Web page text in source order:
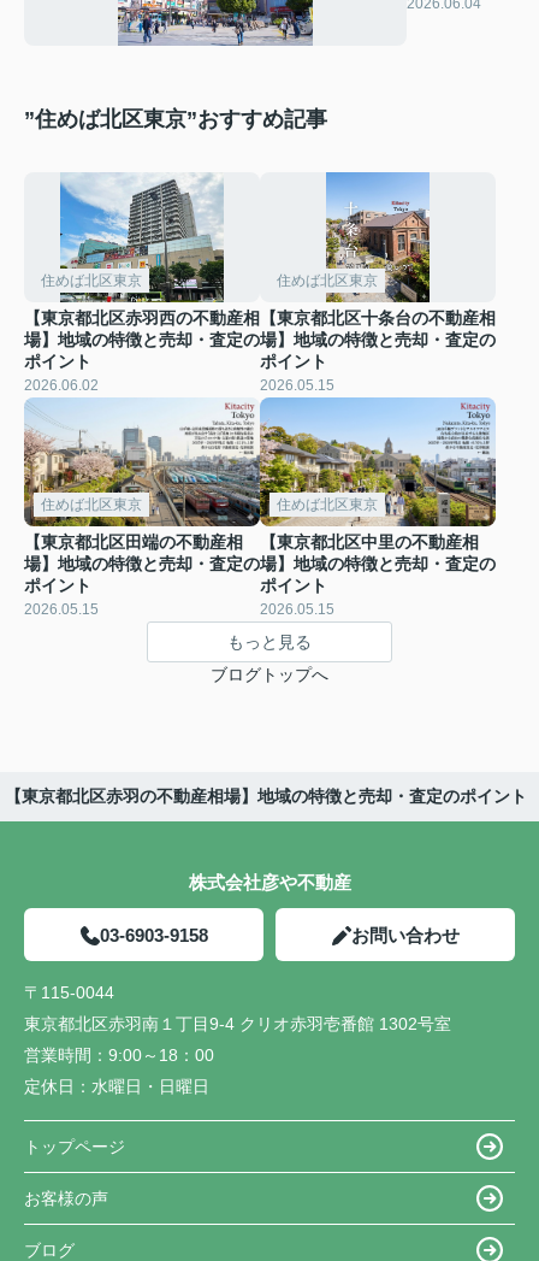
2026.06.04
”住めば北区東京”おすすめ記事
住めば北区東京
【東京都北区赤羽西の不動産相
場】地域の特徴と売却・査定の
ポイント
2026.06.02
住めば北区東京
【東京都北区十条台の不動産相
場】地域の特徴と売却・査定の
ポイント
2026.05.15
住めば北区東京
【東京都北区田端の不動産相
場】地域の特徴と売却・査定の
ポイント
2026.05.15
住めば北区東京
【東京都北区中里の不動産相
場】地域の特徴と売却・査定の
ポイント
2026.05.15
もっと見る
ブログトップへ
【東京都北区赤羽の不動産相場】地域の特徴と売却・査定のポイント
株式会社彦や不動産
03-6903-9158 お問い合わせ
〒115-0044
東京都北区赤羽南１丁目9-4 クリオ赤羽壱番館 1302号室
営業時間： 9:00～18：00
定休日： 水曜日・日曜日
トップページ
お客様の声
ブログ